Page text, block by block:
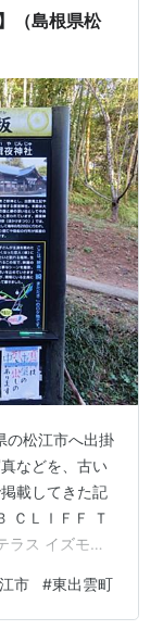
（島根県松
の松江市へ出掛
などを、古い
載してきた記
ＣＬＩＦＦ Ｔ
ラス イズモ」
・白石屋」
・浴場など。
市 #東出雲町